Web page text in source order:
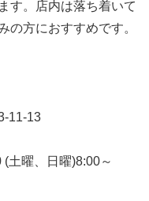
す。店内は落ち着いて
の方におすすめです。
11-13
土曜、日曜)8:00～